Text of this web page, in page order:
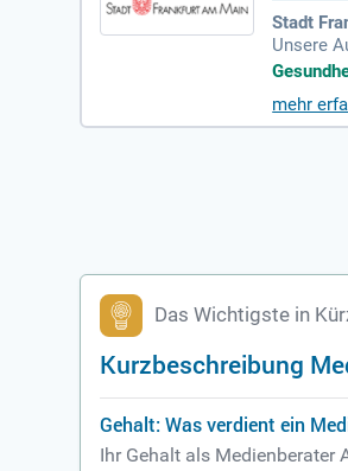
Stadt
Unsere
n, wir
mehr
Das Wichtigste in
Kurzbeschreibung
Gehalt: Was verdient ein
Ihr Gehalt als